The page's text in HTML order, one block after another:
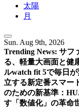
太陽
月
Sun. Aug 9th, 2026
Trending News: サフ
る、軽量大画面と健
ルwatch fit 5で毎日
立する新定番スマー
のための新基準：
す「数値化」の革命